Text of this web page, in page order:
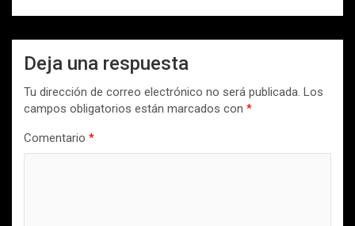
Deja una respuesta
Tu dirección de correo electrónico no será publicada. Los
campos obligatorios están marcados con *
Comentario *